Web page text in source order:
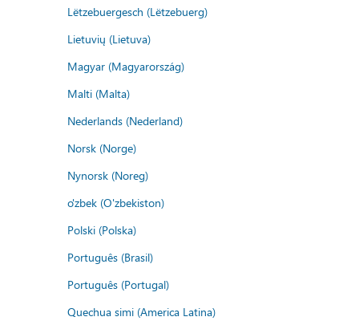
Lëtzebuergesch (Lëtzebuerg)
Lietuvių (Lietuva)
Magyar (Magyarország)
Malti (Malta)
Nederlands (Nederland)
Norsk (Norge)
Nynorsk (Noreg)
o'zbek (O'zbekiston)
Polski (Polska)
Português (Brasil)
Português (Portugal)
Quechua simi (America Latina)